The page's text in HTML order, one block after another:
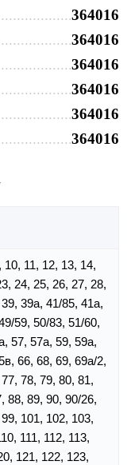
364016
364016
364016
364016
364016
364016
11, 12, 13, 14,
24, 25, 26, 27, 28,
39а, 41/85, 41а,
59, 50/83, 51/60,
57, 57а, 59, 59а,
66, 68, 69, 69а/2,
78, 79, 80, 81,
88, 89, 90, 90/26,
101, 102, 103,
111, 112, 113,
121, 122, 123,